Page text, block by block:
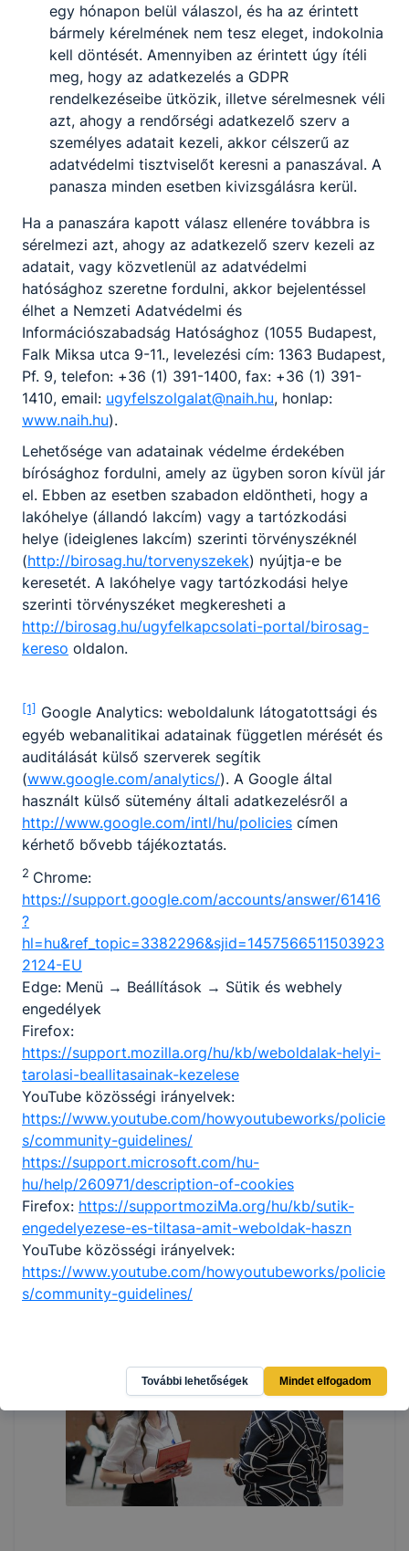
egy hónapon belül válaszol, és ha az érintett
bármely kérelmének nem tesz eleget, indokolnia
kell döntését. Amennyiben az érintett úgy ítéli
meg, hogy az adatkezelés a GDPR
rendelkezéseibe ütközik, illetve sérelmesnek véli
azt, ahogy a rendőrségi adatkezelő szerv a
személyes adatait kezeli, akkor célszerű az
adatvédelmi tisztviselőt keresni a panaszával. A
panasza minden esetben kivizsgálásra kerül.
Ha a panaszára kapott válasz ellenére továbbra is
sérelmezi azt, ahogy az adatkezelő szerv kezeli az
adatait, vagy közvetlenül az adatvédelmi
hatósághoz szeretne fordulni, akkor bejelentéssel
élhet a Nemzeti Adatvédelmi és
Információszabadság Hatósághoz (1055 Budapest,
Falk Miksa utca 9-11., levelezési cím: 1363 Budapest,
Pf. 9, telefon: +36 (1) 391-1400, fax: +36 (1) 391-
1410, email: ugyfelszolgalat@naih.hu, honlap:
www.naih.hu).
Lehetősége van adatainak védelme érdekében
bírósághoz fordulni, amely az ügyben soron kívül jár
el. Ebben az esetben szabadon eldöntheti, hogy a
lakóhelye (állandó lakcím) vagy a tartózkodási
helye (ideiglenes lakcím) szerinti törvényszéknél
(http://birosag.hu/torvenyszekek) nyújtja-e be
keresetét. A lakóhelye vagy tartózkodási helye
szerinti törvényszéket megkeresheti a
http://birosag.hu/ugyfelkapcsolati-portal/birosag-
kereso oldalon.
[1] Google Analytics: weboldalunk látogatottsági és
egyéb webanalitikai adatainak független mérését és
auditálását külső szerverek segítik
(www.google.com/analytics/). A Google által
használt külső sütemény általi adatkezelésről a
http://www.google.com/intl/hu/policies címen
kérhető bővebb tájékoztatás.
2 Chrome:
https://support.google.com/accounts/answer/61416
?
hl=hu&ref_topic=3382296&sjid=1457566511503923
2124-EU
Edge: Menü → Beállítások → Sütik és webhely
engedélyek
Firefox:
https://support.mozilla.org/hu/kb/weboldalak-helyi-
tarolasi-beallitasainak-kezelese
YouTube közösségi irányelvek:
https://www.youtube.com/howyoutubeworks/policie
s/community-guidelines/
https://support.microsoft.com/hu-
hu/help/260971/description-of-cookies
Firefox: https://supportmoziMa.org/hu/kb/sutik-
engedelyezese-es-tiltasa-amit-weboldak-haszn
YouTube közösségi irányelvek:
https://www.youtube.com/howyoutubeworks/policie
s/community-guidelines/
További lehetőségek Mindet elfogadom